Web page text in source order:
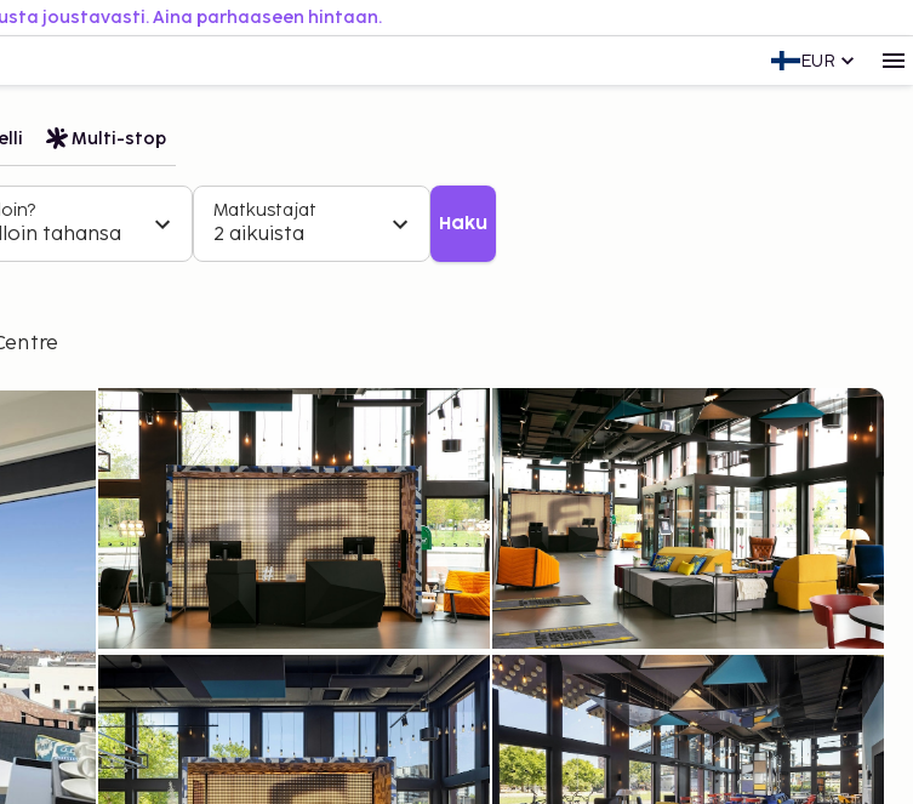
joustavasti. Aina parhaaseen hintaan.
EUR
Multi-stop
tahansa
Matkustajat
2 aikuista Haku